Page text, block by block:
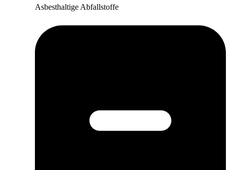
Asbesthaltige Abfallstoffe